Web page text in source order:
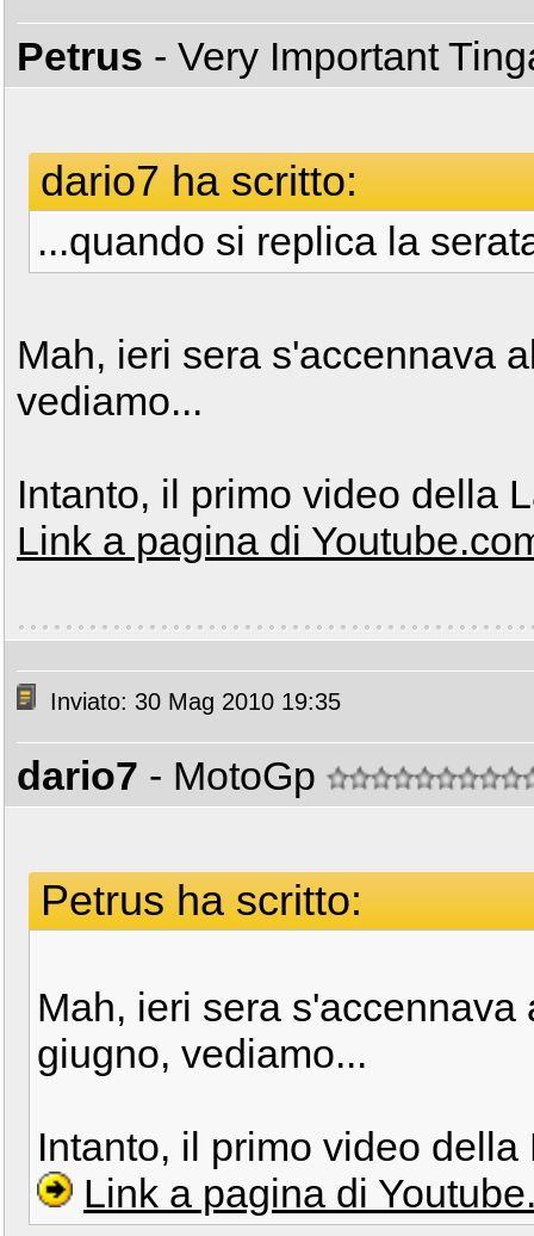
Petrus - Very Important
dario7 ha scritto:
...quando si replica la
Mah, ieri sera s'accennava
vediamo...
Intanto, il primo video della
Link a pagina di
Inviato: 30 Mag 2010 19:35
dario7 - MotoGp
Petrus ha scritto:
Mah, ieri sera
giugno, vediamo...
Intanto, il primo video
Link a pagina di